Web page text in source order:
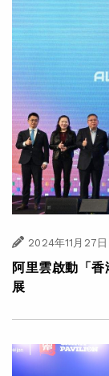
2024年11月27日
阿里雲啟動「
展